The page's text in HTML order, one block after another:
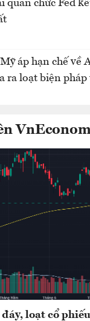
quan chức Fed
áp hạn chế về
ra loạt biện pháp
loạt cổ